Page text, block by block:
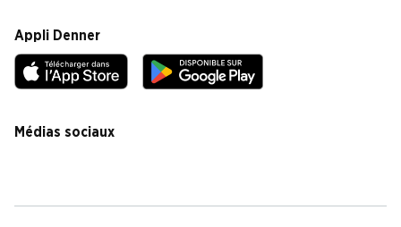
Appli Denner
Médias sociaux